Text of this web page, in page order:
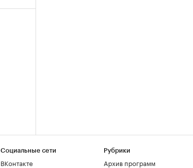
Социальные сети
ВКонтакте
Рубрики
Архив программ